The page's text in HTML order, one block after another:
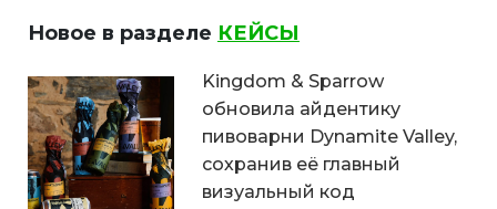
Новое в разделе КЕЙСЫ
Kingdom & Sparrow
обновила айдентику
пивоварни Dynamite Valley,
сохранив её главный
визуальный код